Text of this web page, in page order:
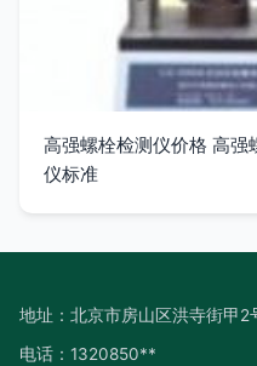
高强螺栓检测仪价格 高
仪标准
地址：北京市房山区洪寺街甲
电话：1320850**